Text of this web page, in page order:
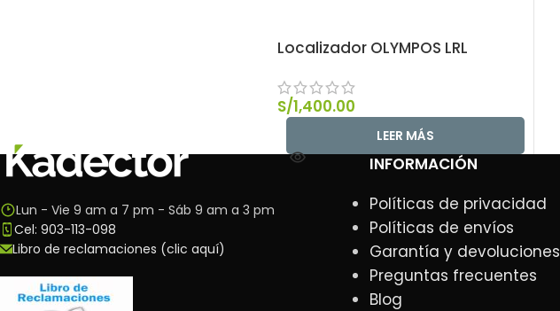
Localizador OLYMPOS LRL
S/1,400.00
LEER MÁS
Lun - Vie 9 am a 7 pm - Sáb 9 am a 3 pm
Cel: 903-113-098
Libro de reclamaciones (clic aquí)
INFORMACIÓN
Políticas de privacidad
Políticas de envíos
Garantía y devoluciones
Preguntas frecuentes
Blog